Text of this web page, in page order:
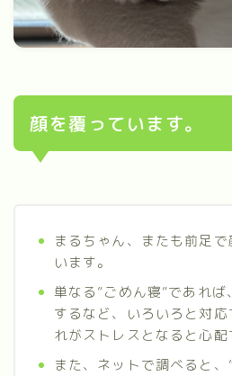
顔を覆っています。
まるちゃん、またも前足
います。
単なる”ごめん寝”であれ
するなど、いろいろと対
れがストレスとなると心配
また、ネットで調べると